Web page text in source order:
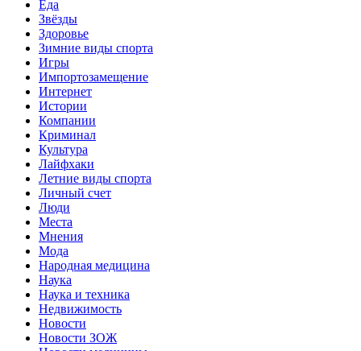
Еда
Звёзды
Здоровье
Зимние виды спорта
Игры
Импортозамещение
Интернет
Истории
Компании
Криминал
Культура
Лайфхаки
Летние виды спорта
Личный счет
Люди
Места
Мнения
Мода
Народная медицина
Наука
Наука и техника
Недвижимость
Новости
Новости ЗОЖ